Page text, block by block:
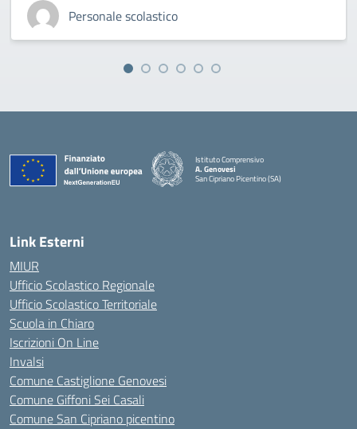
Personale scolastico
Istituto Comprensivo
A. Genovesi
San Cipriano Picentino (SA)
— Visita la pagina iniziale della scuola
Link Esterni
MIUR
Ufficio Scolastico Regionale
Ufficio Scolastico Territoriale
Scuola in Chiaro
Iscrizioni On Line
Invalsi
Comune Castiglione Genovesi
Comune Giffoni Sei Casali
Comune San Cipriano picentino